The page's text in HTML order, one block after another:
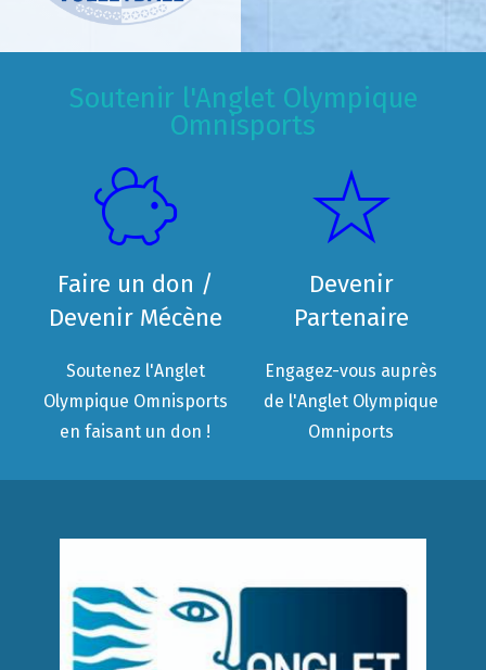
Soutenir l'Anglet Olympique
Omnisports
Faire un don /
Devenir Mécène
Soutenez l'Anglet
Olympique Omnisports
en faisant un don !
Devenir
Partenaire
Engagez-vous auprès
de l'Anglet Olympique
Omniports